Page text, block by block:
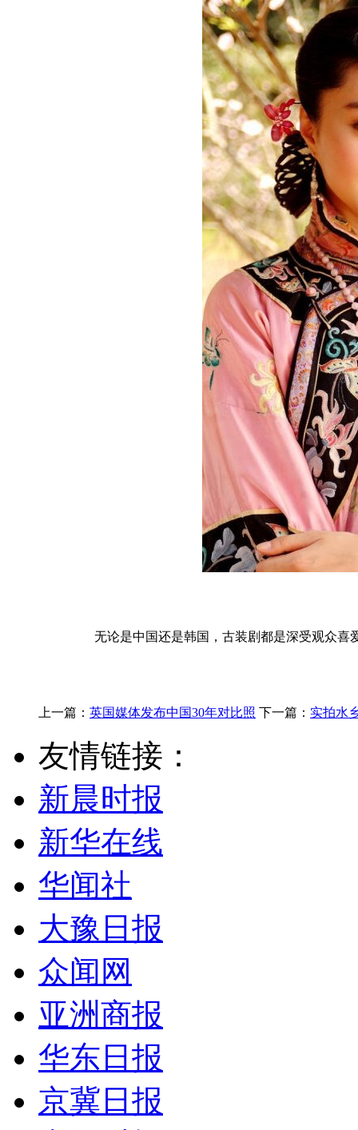
无论是中国还是韩国，古装剧都是深受观众喜
上一篇： 英国媒体发布中国30年对比照 下一篇： 实拍水
友情链接：
新晨时报
新华在线
华闻社
大豫日报
众闻网
亚洲商报
华东日报
京冀日报